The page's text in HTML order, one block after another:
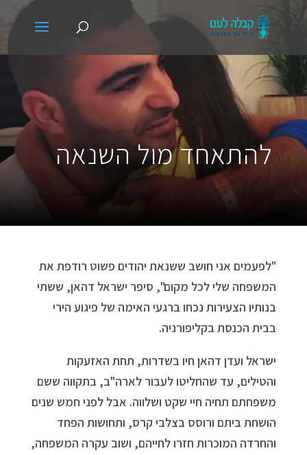
להתאחד מול השנאה
"לפעמים אני חושב ששנאת יהודים פשוט רודפת את
המשפחה שלי לכל מקום", סיפר ישראל דהאן, ששתי
בנותיו הצעירות נכחו ברגעי האימה של פיגוע הירי
בבית הכנסת בקליפורניה.
ישראל ועדן דהאן חיו בשדרות, תחת האזעקות
והטילים, עד שהחליטו לעבור לארה"ב, בתקווה ששם
משפחתם תחיה חיי שקט ושלווה. אבל לפני חמש שנים
הושחת ביתם ורוסס בצלבי קרס, ותחושות הפחד
והחרדה המוכרות חזרו לחייהם, ושוב עקרה המשפחה,